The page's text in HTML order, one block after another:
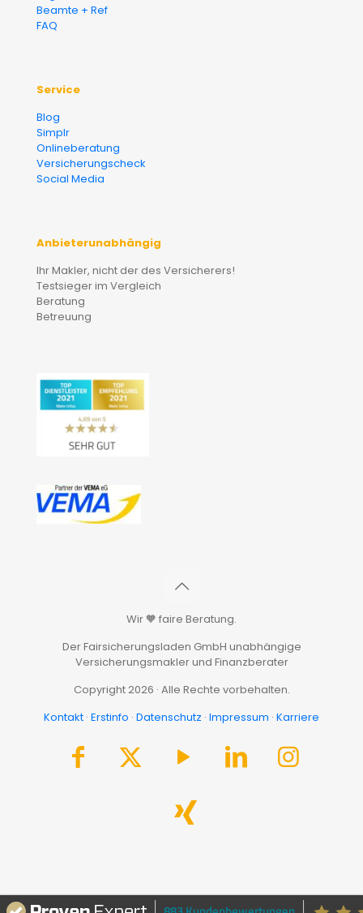
Beamte + Ref
FAQ
Service
Blog
Simplr
Onlineberatung
Versicherungscheck
Social Media
Anbieterunabhängig
Ihr Makler, nicht der des Versicherers!
Testsieger im Vergleich
Beratung
Betreuung
Wir 🧡 faire Beratung.
Der Fairsicherungsladen GmbH unabhängige
Versicherungsmakler und Finanzberater
Copyright 2026 · Alle Rechte vorbehalten.
Kontakt · Erstinfo · Datenschutz · Impressum · Karriere